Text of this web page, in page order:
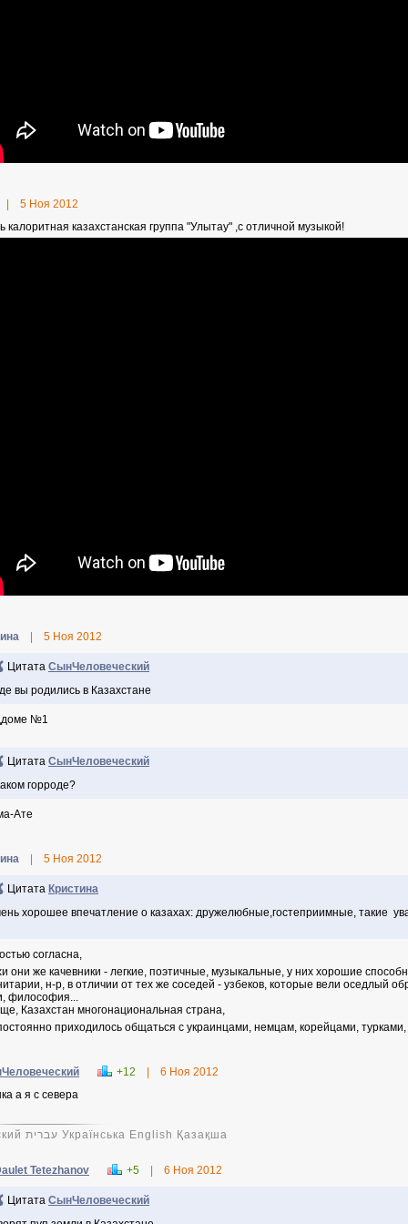
5 Ноя 2012
калоритная казахстанская группа "Улытау" ,с отличной музыкой!
5 Ноя 2012
Цитата СынЧеловеческий
вы родились в Казахстане
№1
Цитата СынЧеловеческий
горроде?
Ате
5 Ноя 2012
Цитата Кристина
хорошее впечатление о казахах: дружелюбные,гостеприимные, такие
согласна,
они же качевники - легкие, поэтичные, музыкальные, у них хорошие
н-р, в отличии от тех же соседей - узбеков, которые вели оседлый
философия...
Казахстан многонациональная страна,
приходилось общаться с украинцами, немцам, корейцами,
+12 6 Ноя 2012
а я с севера
Русский עברית Українська English Қазақша
Tetezhanov +5 6 Ноя 2012
Цитата СынЧеловеческий